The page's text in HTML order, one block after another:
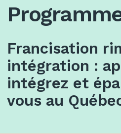
Francisation
intégration :
intégrez et
vous au